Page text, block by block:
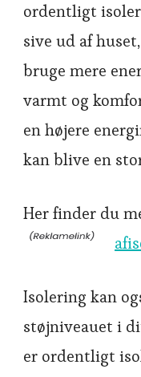
ordentligt
sive ud af
bruge mere
varmt og
en højere
kan blive en
Her finder du
Isolering kan
støjniveauet i
er ordentligt